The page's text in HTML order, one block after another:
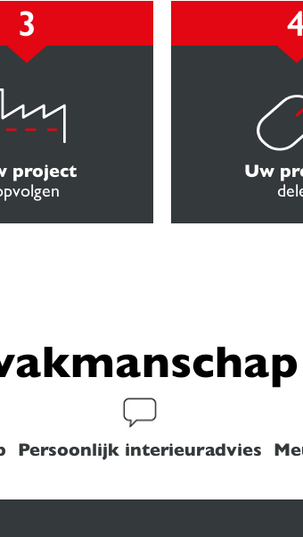
project
Uw
Persoonlijk interieuradvies